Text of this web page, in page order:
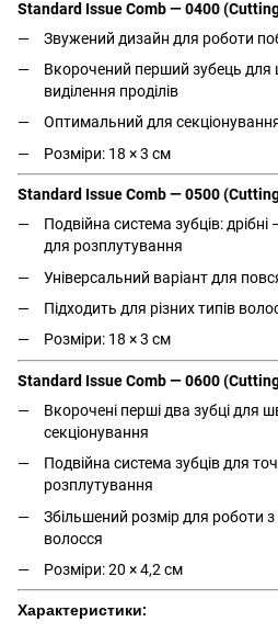
Standard Issue Comb — 0400
Звужений дизайн для роботи
Вкорочений перший зубець для
виділення проділів
Оптимальний для секціонування
Розміри: 18 × 3 см
Standard Issue Comb — 0500
Подвійна система зубців:
для розплутування
Універсальний варіант для
Підходить для різних типів
Розміри: 18 × 3 см
Standard Issue Comb — 0600
Вкорочені перші два зубці для
секціонування
Подвійна система зубців для
розплутування
Збільшений розмір для роботи
волосся
Розміри: 20 × 4,2 см
Характеристики: